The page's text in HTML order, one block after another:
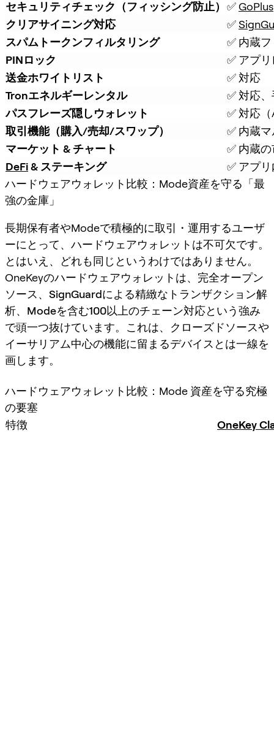
セキュリティチェック（フィッシング防止） ✅ GoPlus
クリアサイニング対応
✅
スパムトークンフィルタリング
✅ 内蔵
PINロック
✅ アプ
送金ホワイトリスト
✅ 対応
Tronエネルギーレンタル
✅ 対応
パスフレーズ隠しウォレット
✅ 対応
取引機能（購入/売却/スワップ）
✅ 内蔵
マーケット & チャート
✅ 内蔵
DeFi & ステーキング
✅ アプ
ハードウェアウォレット比較：Mode資産を守る「最
強の金庫」
長期保有者やModeで積極的に取引・運用するユーザ
ーにとって、ハードウェアウォレットは不可欠です。
とはいえ、どれも同じというわけではありません。
OneKeyのハードウェアウォレットは、 完全オープン
ソース、 SignGuardによる精緻なトランザクション解
析、 Modeを含む100以上のチェーン対応という強み
で頭一つ抜けています。これは、クローズドソースや
イーサリアム中心の機能に留まるデバイスとは一線を
画します。
ハードウェアウォレット比較：Mode 資産を守る究極
の要塞
特徴
OneKey